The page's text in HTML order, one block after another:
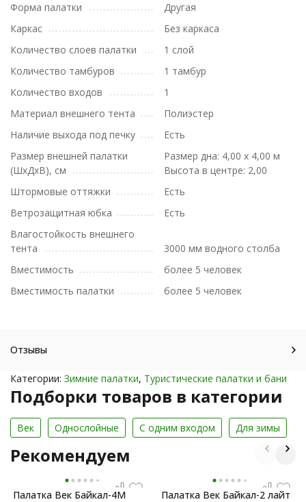
Форма палатки
Другая
Каркас
Без каркаса
Количество слоев палатки
1 слой
Количество тамбуров
1 тамбур
Количество входов
1
Материал внешнего тента
Полиэстер
Наличие выхода под печку
Есть
Размер внешней палатки
(ШxДxВ), см
Размер дна: 4,00 х 4,00 м
Высота в центре: 2,00
Штормовые оттяжки
Есть
Ветрозащитная юбка
Есть
Влагостойкость внешнего
тента
3000 мм водного столба
Вместимость
более 5 человек
Вместимость палатки
более 5 человек
Отзывы
Категории: Зимние палатки, Туристические палатки и бани
Подборки товаров в категории
Век Однослойные С одним входом Для зимы
Рекомендуем
Палатка Век Байкал-4М
Палатка Век Байкал-2 лайт